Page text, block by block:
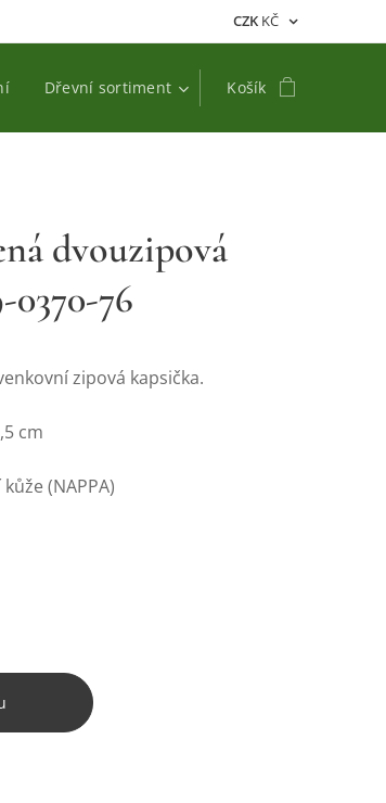
CZK KČ
Dřevní sortiment Košík
dvouzipová
76
zipová kapsička.
cm
(NAPPA)